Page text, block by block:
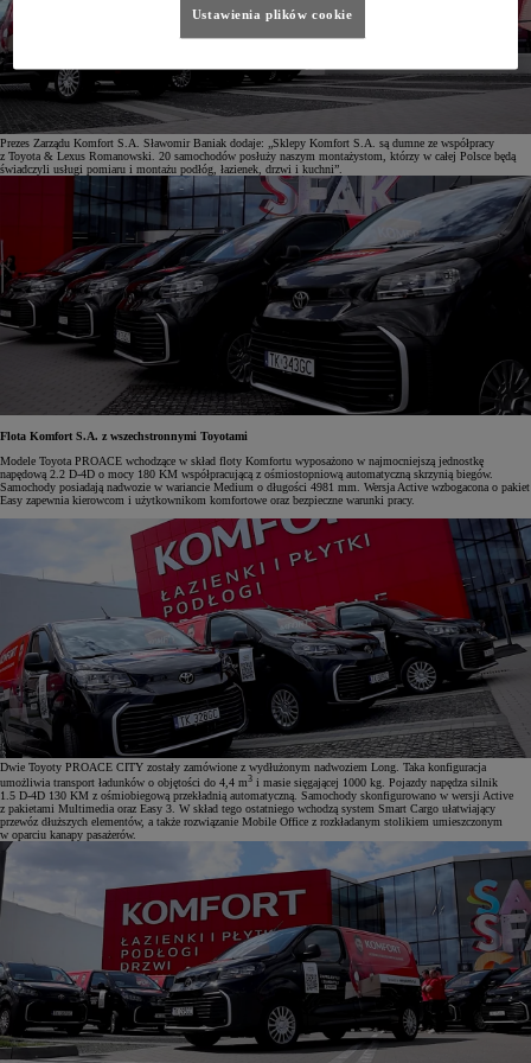
Prezes Zarządu Komfort S.A. Sławomir Baniak dodaje: „Sklepy Komfort S.A. są dumne ze współpracy
z Toyota & Lexus Romanowski. 20 samochodów posłuży naszym montażystom, którzy w całej Polsce będą
świadczyli usługi pomiaru i montażu podłóg, łazienek, drzwi i kuchni”.
Flota Komfort S.A. z wszechstronnymi Toyotami
Modele Toyota PROACE wchodzące w skład floty Komfortu wyposażono w najmocniejszą jednostkę
napędową 2.2 D-4D o mocy 180 KM współpracującą z ośmiostopniową automatyczną skrzynią biegów.
Samochody posiadają nadwozie w wariancie Medium o długości 4981 mm. Wersja Active wzbogacona o pakiet
Easy zapewnia kierowcom i użytkownikom komfortowe oraz bezpieczne warunki pracy.
Dwie Toyoty PROACE CITY zostały zamówione z wydłużonym nadwoziem Long. Taka konfiguracja
umożliwia transport ładunków o objętości do 4,4 m3 i masie sięgającej 1000 kg. Pojazdy napędza silnik
1.5 D-4D 130 KM z ośmiobiegową przekładnią automatyczną. Samochody skonfigurowano w wersji Active
z pakietami Multimedia oraz Easy 3. W skład tego ostatniego wchodzą system Smart Cargo ułatwiający
przewóz dłuższych elementów, a także rozwiązanie Mobile Office z rozkładanym stolikiem umieszczonym
w oparciu kanapy pasażerów.
Ustawienia plików cookie